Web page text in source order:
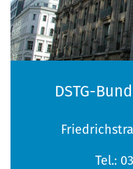
DSTG-
Tel.: